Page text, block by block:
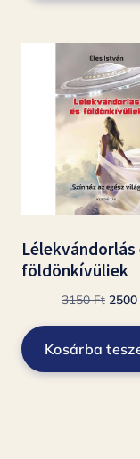
Lélekvándorlás
földönkívüliek
3150Ft
was:
2500
Kosárba